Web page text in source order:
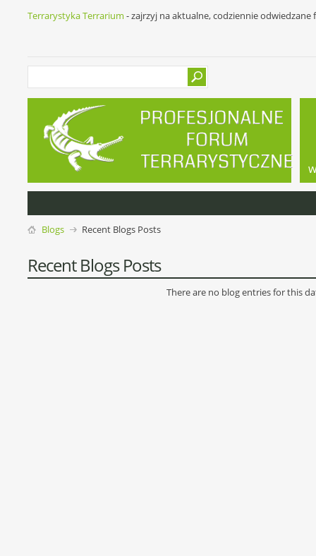
Terrarystyka Terrarium - zajrzyj na aktualne, codziennie
Blogs Recent Blogs Posts
Recent Blogs Posts
There are no blog entries for this